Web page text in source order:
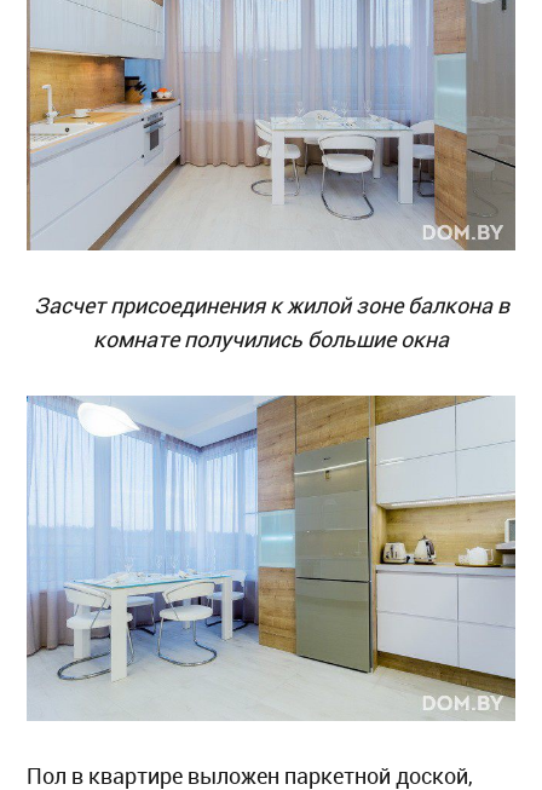
Засчет присоединения к жилой зоне балкона в
комнате получились большие окна
Пол в квартире выложен паркетной доской,